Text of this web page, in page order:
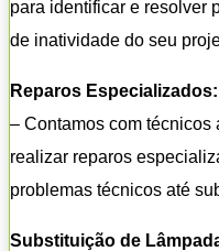
para identificar e resolver
de inatividade do seu
Reparos Especializados:
– Contamos com
realizar reparos
problemas técnicos até
Substituição de